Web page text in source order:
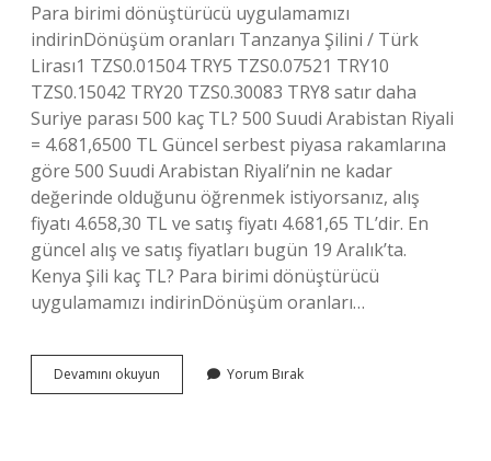
Para birimi dönüştürücü uygulamamızı
indirinDönüşüm oranları Tanzanya Şilini / Türk
Lirası1 TZS0.01504 TRY5 TZS0.07521 TRY10
TZS0.15042 TRY20 TZS0.30083 TRY8 satır daha
Suriye parası 500 kaç TL? 500 Suudi Arabistan Riyali
= 4.681,6500 TL Güncel serbest piyasa rakamlarına
göre 500 Suudi Arabistan Riyali’nin ne kadar
değerinde olduğunu öğrenmek istiyorsanız, alış
fiyatı 4.658,30 TL ve satış fiyatı 4.681,65 TL’dir. En
güncel alış ve satış fiyatları bugün 19 Aralık’ta.
Kenya Şili kaç TL? Para birimi dönüştürücü
uygulamamızı indirinDönüşüm oranları…
Devamını okuyun
Şilin
Yorum Bırak